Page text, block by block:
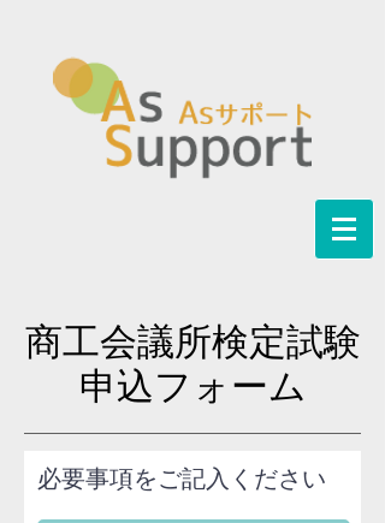
​商工会議所検定試験
申込フォーム
必要事項をご記入ください